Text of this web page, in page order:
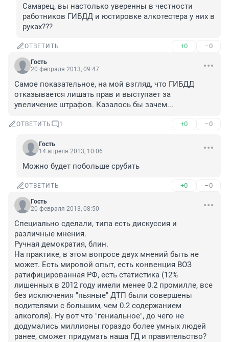
Самарец, вы настолько уверенны в честности
работников ГИБДД и юстировке алкотестера у них в
руках???
ОТВЕТИТЬ +0 –0
Гость
20 февраля 2013, 09:47
Самое показательное, на мой взгляд, что ГИБДД
отказывается лишать прав и выступает за
увеличение штрафов. Казалось бы зачем...
ОТВЕТИТЬ 1 +0 –0
Гость
14 апреля 2013, 10:06
Можно будет побольше срубить
ОТВЕТИТЬ +0 –0
Гость
20 февраля 2013, 08:50
Специально сделали, типа есть дискуссия и
различные мнения.
Ручная демократия, блин.
На практике, в этом вопросе двух мнений быть не
может. Есть мировой опыт, есть конвенция ВОЗ
ратифицированная РФ, есть статистика (12%
лишенных в 2012 году имели менее 0.2 промилле, все
без исключения "пьяные" ДТП были совершены
водителями с большим, чем 0.2 содержанием
алкоголя). Ну вот что "гениальное", до чего не
додумались миллионы гораздо более умных людей
ранее, сможет придумать наша ГД и правительство?